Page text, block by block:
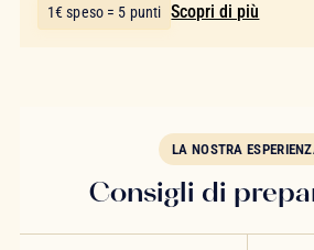
1€ speso = 5 punti Scopri di più
LA NOSTRA
Consigli di